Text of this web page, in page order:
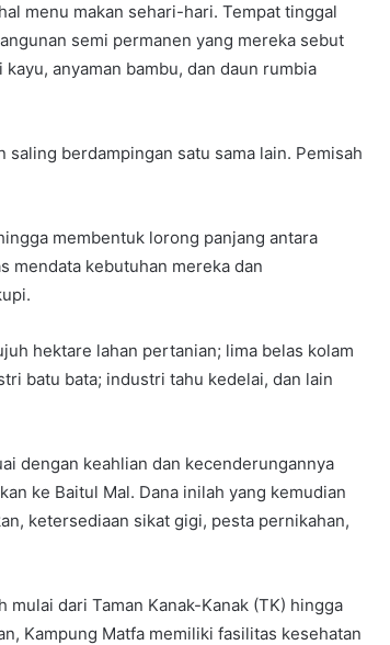
menu makan sehari-hari. Tempat tinggal
semi permanen yang mereka sebut
anyaman bambu, dan daun rumbia
berdampingan satu sama lain. Pemisah
membentuk lorong panjang antara
mendata kebutuhan mereka dan
hektare lahan pertanian; lima belas kolam
batu bata; industri tahu kedelai, dan lain
dengan keahlian dan kecenderungannya
ke Baitul Mal. Dana inilah yang kemudian
ketersediaan sikat gigi, pesta pernikahan,
dari Taman Kanak-Kanak (TK) hingga
Kampung Matfa memiliki fasilitas kesehatan